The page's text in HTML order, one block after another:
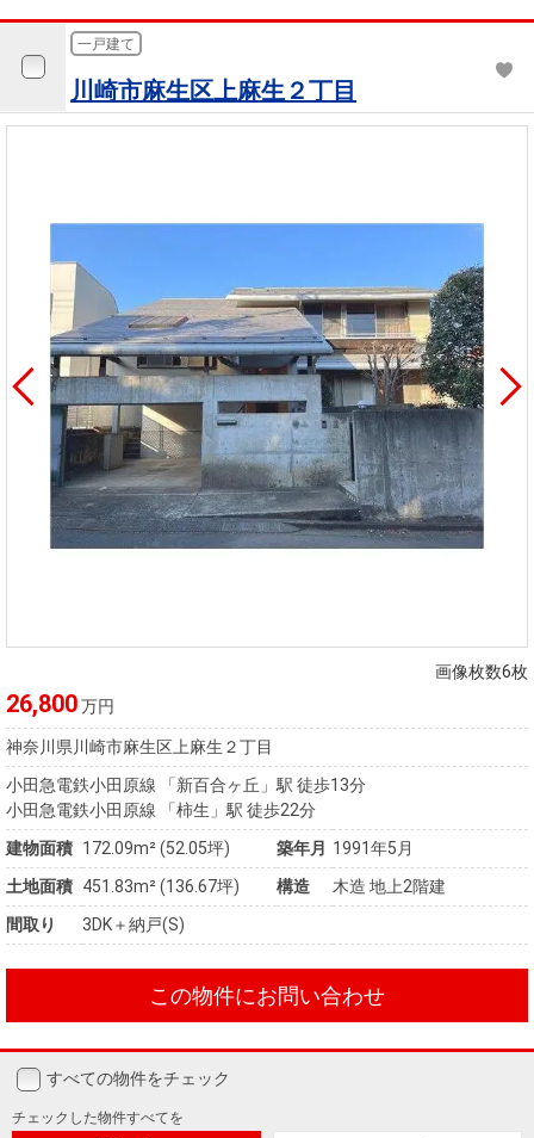
一戸建て
川崎市麻生区上麻生２丁目
画像枚数6枚
26,800万円
神奈川県川崎市麻生区上麻生２丁目
小田急電鉄小田原線 「新百合ヶ丘」駅 徒歩13分
小田急電鉄小田原線 「柿生」駅 徒歩22分
建物面積 172.09m² (52.05坪) 築年月
1991年5月
土地面積 451.83m² (136.67坪) 構造
木造 地上2階建
間取り
3DK＋納戸(S)
この物件にお問い合わせ
すべての物件をチェック
チェックした物件すべてを